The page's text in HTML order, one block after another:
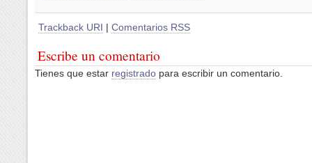
Trackback URI | Comentarios RSS
Escribe un comentario
Tienes que estar registrado para escribir un comentario.